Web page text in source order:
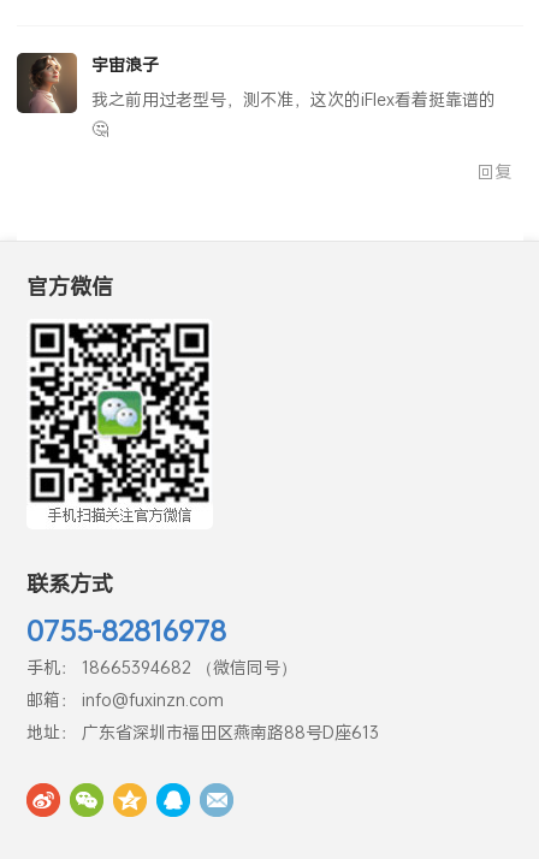
宇宙浪子
我之前用过老型号，测不准，这次的iFlex看着挺靠谱的
🤔
回复
官方微信
联系方式
0755-82816978
手机： 18665394682 （微信同号）
邮箱： info@fuxinzn.com
地址： 广东省深圳市福田区燕南路88号D座613